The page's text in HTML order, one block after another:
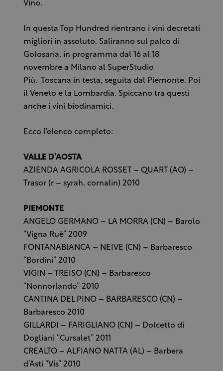
Vino.
In questa Top Hundred rientrano i vini decretati
migliori in assoluto. Saliranno sul palco di
Golosaria, in programma dal 16 al 18
novembre a Milano al SuperStudio
Più.
Toscana in testa, seguita dal Piemonte. Poi
il Veneto e la Lombardia. Spiccano tra questi
anche i vini biodinamici.
Ecco l'elenco completo:
VALLE D’AOSTA
AZIENDA AGRICOLA ROSSET – QUART (AO) –
Trasor (r – syrah, cornalin) 2010
PIEMONTE
ANGELO GERMANO – LA MORRA (CN) – Barolo
“Vigna Ruè” 2009
FONTANABIANCA – NEIVE (CN) – Barbaresco
“Bordini” 2010
VIGIN – TREISO (CN) – Barbaresco
“Nonnorlando” 2010
CANTINA DEL PINO – BARBARESCO (CN) –
Barbaresco 2010
GILLARDI – FARIGLIANO (CN) – Dolcetto di
Dogliani “Cursalet” 2011
CREALTO – ALFIANO NATTA (AL) – Barbera
d’Asti “Vis” 2010